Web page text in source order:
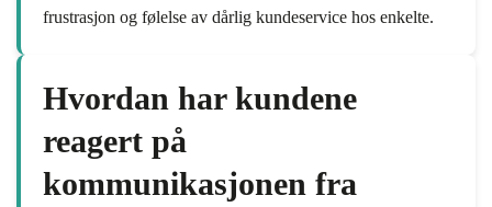
frustrasjon og følelse av dårlig kundeservice hos enkelte.
Hvordan har kundene
reagert på
kommunikasjonen fra